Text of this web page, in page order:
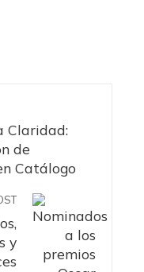
Claridad:
de
Catálogo
y